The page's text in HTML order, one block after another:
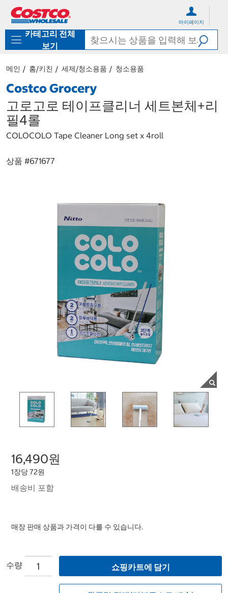
로
기
가
마이페이지
카테고리 전체
보기
메인 홈/키친 세제/청소용품 청소용품
Costco Grocery
고로고로 테이프클리너 세트본체+리
필4롤
COLOCOLO Tape Cleaner Long set x 4roll
상품 #671677
16,490원
1장당 72원
배송비 포함
매장 판매 상품과 가격이 다를 수 있습니다.
수량 쇼핑카트에 담기